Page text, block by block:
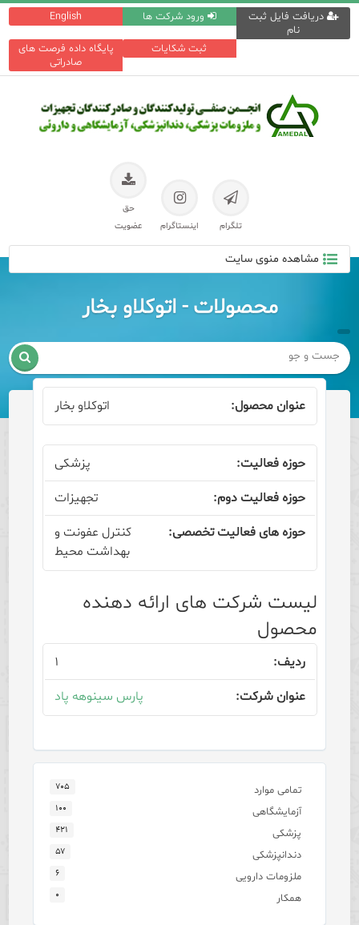
English ورود شرکت ها
دریافت فایل ثبت
نام
پایگاه داده فرصت های
صادراتی
ثبت شکایات
تلگرام اینستاگرام
حق
عضویت
مشاهده منوی سایت
محصولات - اتوکلاو بخار

اتوکلاو بخار
پزشکی
تجهیزات
کنترل عفونت و
بهداشت محیط
لیست شرکت های ارائه دهنده
محصول
۱
پارس سینوهه پاد
تمامی موارد ۷۰۵
آزمایشگاهی ۱۰۰
پزشکی ۴۲۱
دندانپزشکی ۵۷
ملزومات دارویی ۶
همکار ۰